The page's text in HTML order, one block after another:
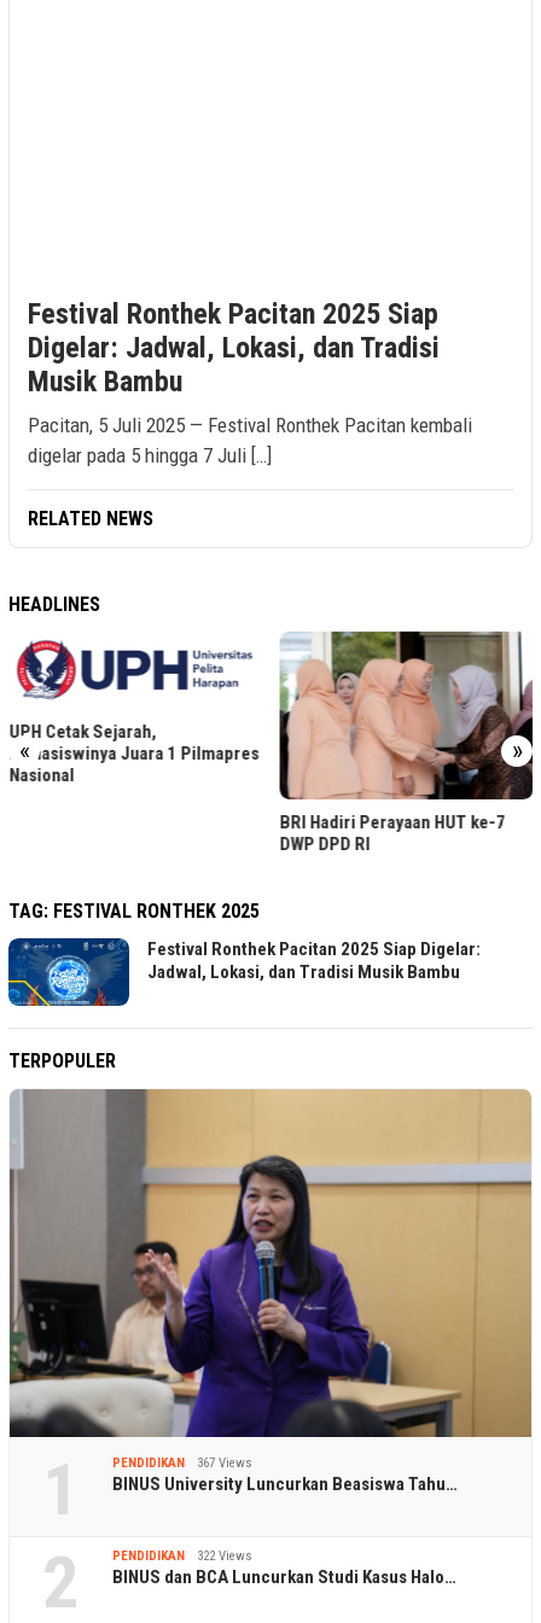
Festival Ronthek Pacitan 2025 Siap
Digelar: Jadwal, Lokasi, dan Tradisi
Musik Bambu
Pacitan, 5 Juli 2025 — Festival Ronthek Pacitan kembali
digelar pada 5 hingga 7 Juli […]
RELATED NEWS
HEADLINES
« »
UPH Cetak Sejarah,
Mahasiswinya Juara 1 Pilmapres
Nasional
BRI Hadiri Perayaan HUT ke-7
DWP DPD RI
TAG: FESTIVAL RONTHEK 2025
Festival Ronthek Pacitan 2025 Siap Digelar:
Jadwal, Lokasi, dan Tradisi Musik Bambu
TERPOPULER
1 PENDIDIKAN 367 Views
BINUS University Luncurkan Beasiswa Tahu…
2 PENDIDIKAN 322 Views
BINUS dan BCA Luncurkan Studi Kasus Halo…